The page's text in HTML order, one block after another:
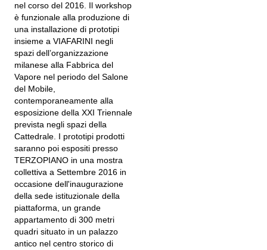
nel corso del 2016. Il workshop
è funzionale alla produzione di
una installazione di prototipi
insieme a VIAFARINI negli
spazi dell’organizzazione
milanese alla Fabbrica del
Vapore nel periodo del Salone
del Mobile,
contemporaneamente alla
esposizione della XXI Triennale
prevista negli spazi della
Cattedrale. I prototipi prodotti
saranno poi espositi presso
TERZOPIANO in una mostra
collettiva a Settembre 2016 in
occasione dell'inaugurazione
della sede istituzionale della
piattaforma, un grande
appartamento di 300 metri
quadri situato in un palazzo
antico nel centro storico di